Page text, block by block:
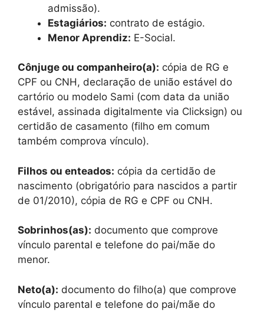
admissão).
Estagiários: contrato de estágio.
Menor Aprendiz: E-Social.
Cônjuge ou companheiro(a): cópia de RG e
CPF ou CNH, declaração de união estável do
cartório ou modelo Sami (com data da união
estável, assinada digitalmente via Clicksign) ou
certidão de casamento (filho em comum
também comprova vínculo).
Filhos ou enteados: cópia da certidão de
nascimento (obrigatório para nascidos a partir
de 01/2010), cópia de RG e CPF ou CNH.
Sobrinhos(as): documento que comprove
vínculo parental e telefone do pai/mãe do
menor.
Neto(a): documento do filho(a) que comprove
vínculo parental e telefone do pai/mãe do